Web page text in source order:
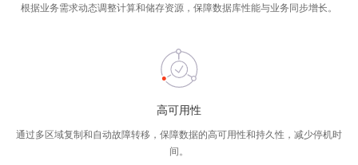
根据业务需求动态调整计算和储存资源，保障数据库性能与业务同步增长。
高可用性
通过多区域复制和自动故障转移，保障数据的高可用性和持久性，减少停机时
间。